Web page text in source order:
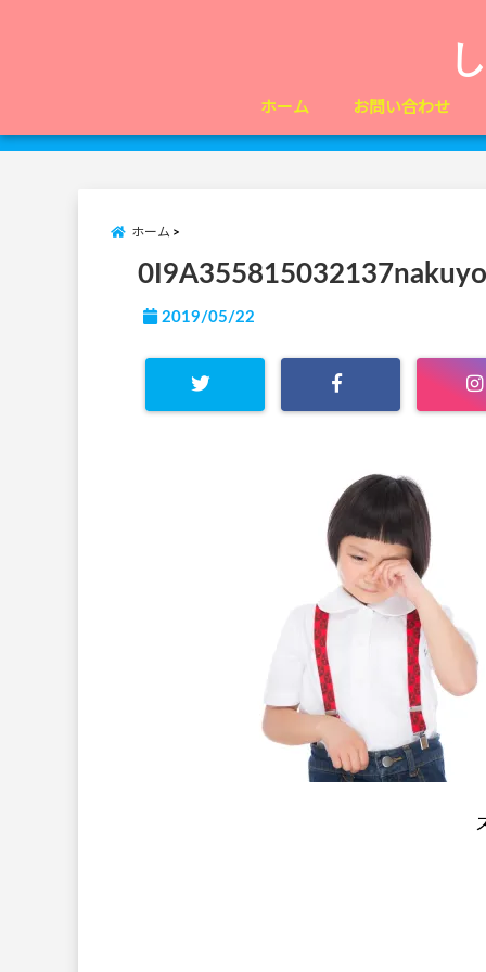
ホーム お問い合わせ
ホーム
2019/05/22